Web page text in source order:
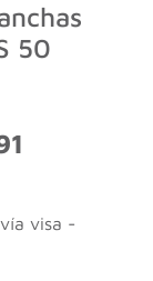
50
$ 117.307,91.
vía visa -